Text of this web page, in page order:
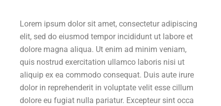
Lorem ipsum dolor sit amet, consectetur adipiscing
elit, sed do eiusmod tempor incididunt ut labore et
dolore magna aliqua. Ut enim ad minim veniam,
quis nostrud exercitation ullamco laboris nisi ut
aliquip ex ea commodo consequat. Duis aute irure
dolor in reprehenderit in voluptate velit esse cillum
dolore eu fugiat nulla pariatur. Excepteur sint occa